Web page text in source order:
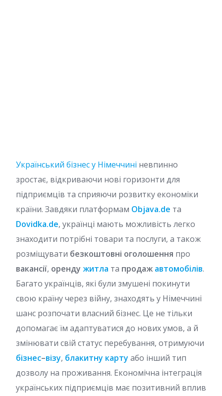
Український бізнес у Німеччині невпинно
зростає, відкриваючи нові горизонти для
підприємців та сприяючи розвитку економіки
країни. Завдяки платформам Objava.de та
Dovidka.de, українці мають можливість легко
знаходити потрібні товари та послуги, а також
розміщувати безкоштовні оголошення про
вакансії, оренду житла та продаж автомобілів.
Багато українців, які були змушені покинути
свою країну через війну, знаходять у Німеччині
шанс розпочати власний бізнес. Це не тільки
допомагає їм адаптуватися до нових умов, а й
змінювати свій статус перебування, отримуючи
бізнес–візу, блакитну карту або інший тип
дозволу на проживання. Економічна інтеграція
українських підприємців має позитивний вплив